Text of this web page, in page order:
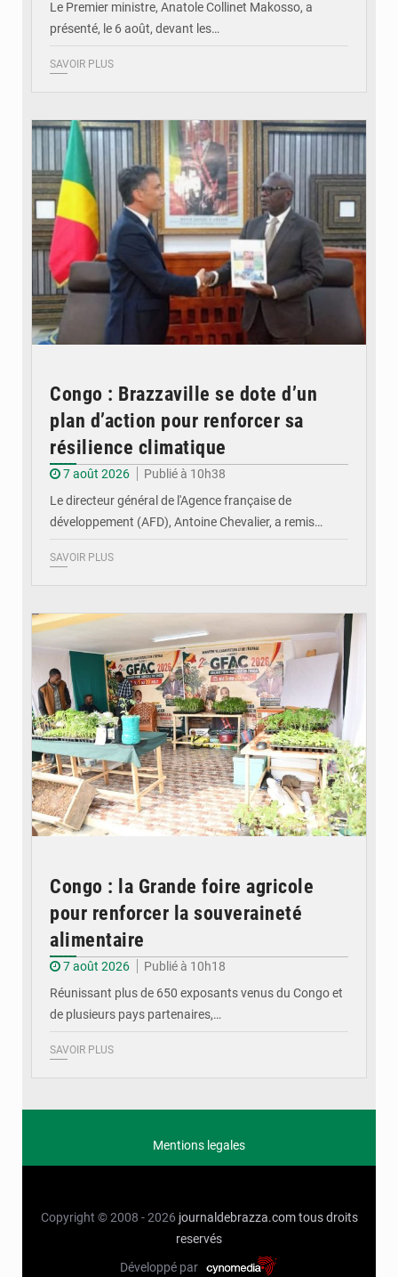
Le Premier ministre, Anatole Collinet Makosso, a
présenté, le 6 août, devant les…
SAVOIR PLUS
Congo : Brazzaville se dote d’un
plan d’action pour renforcer sa
résilience climatique
7 août 2026
Publié à 10h38
Le directeur général de l'Agence française de
développement (AFD), Antoine Chevalier, a remis…
SAVOIR PLUS
Congo : la Grande foire agricole
pour renforcer la souveraineté
alimentaire
7 août 2026
Publié à 10h18
Réunissant plus de 650 exposants venus du Congo et
de plusieurs pays partenaires,…
SAVOIR PLUS
Mentions legales
Copyright © 2008 - 2026 journaldebrazza.com tous droits
reservés
Développé par